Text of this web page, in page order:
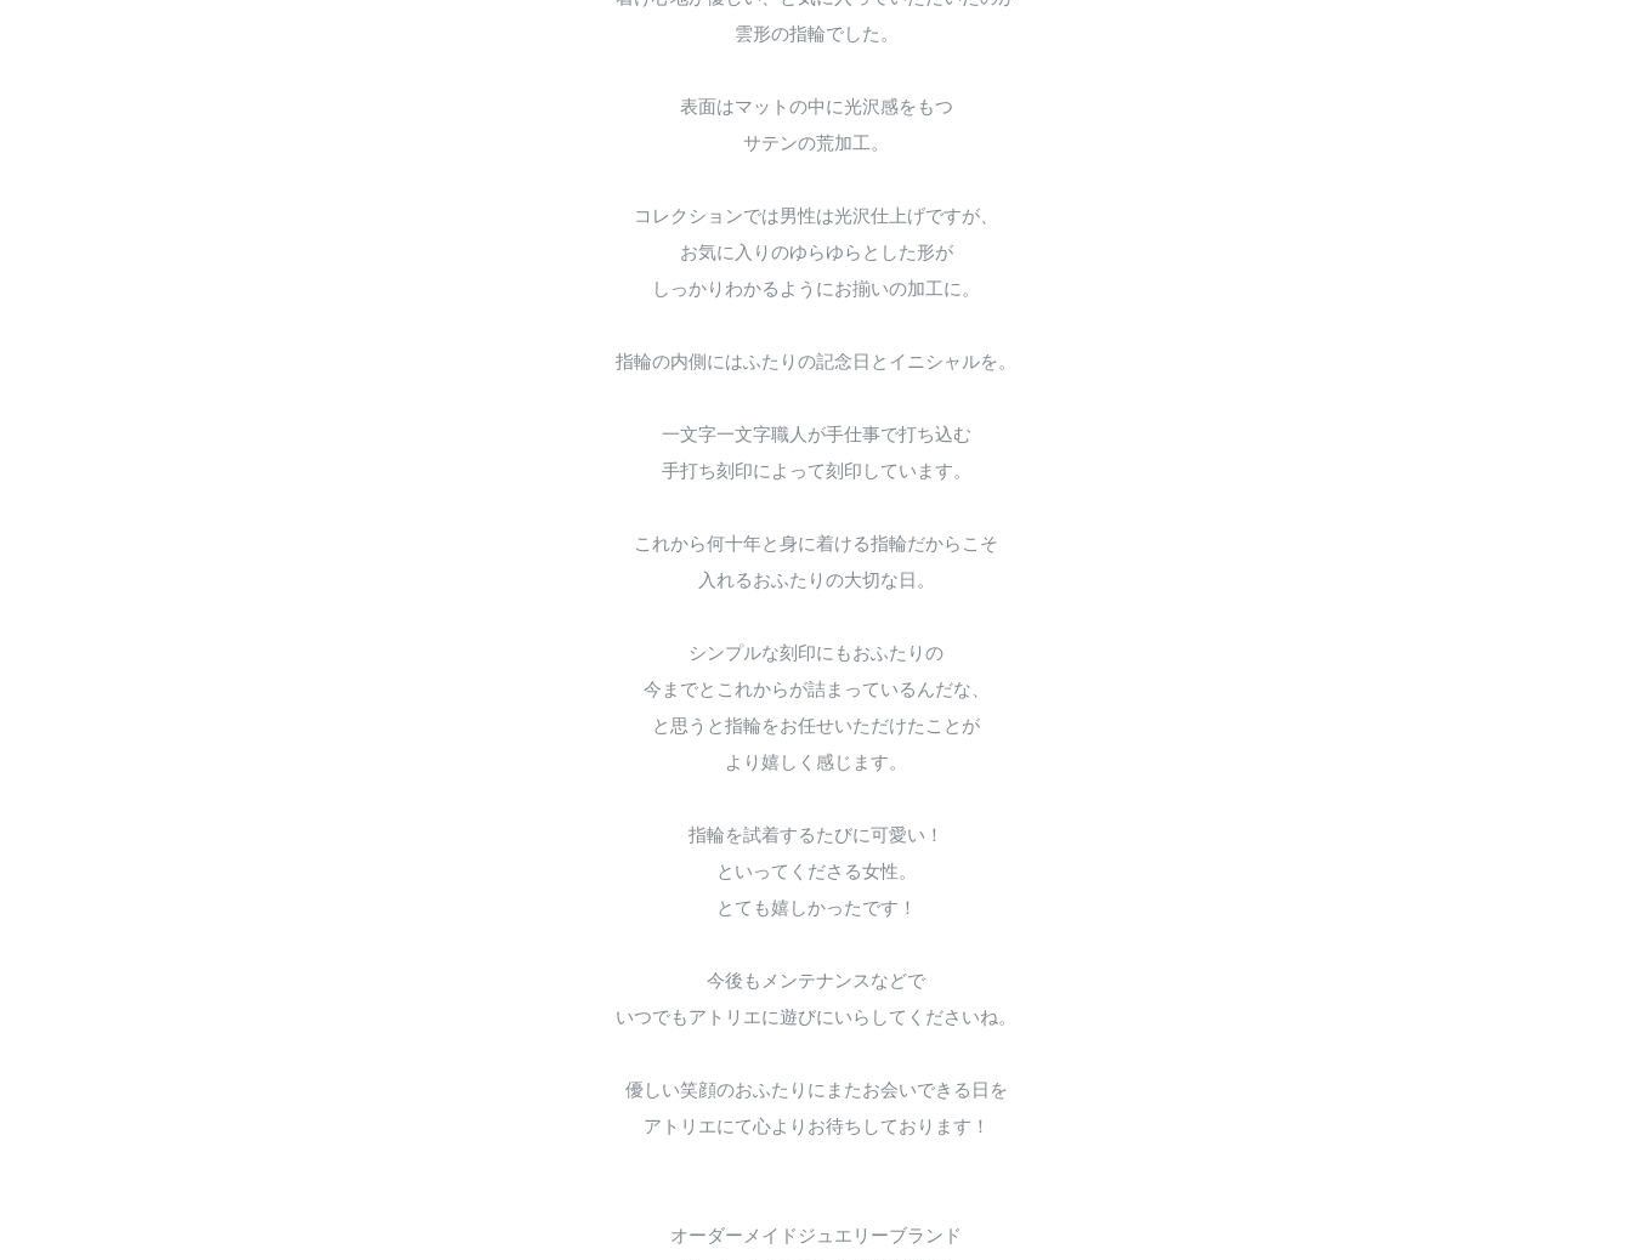
雲形の指輪でした。
表面はマットの中に光沢感をもつ
サテンの荒加工。
コレクションでは男性は光沢仕上げですが、
お気に入りのゆらゆらとした形が
しっかりわかるようにお揃いの加工に。
指輪の内側にはふたりの記念日とイニシャルを。
一文字一文字職人が手仕事で打ち込む
手打ち刻印によって刻印しています。
これから何十年と身に着ける指輪だからこそ
入れるおふたりの大切な日。
シンプルな刻印にもおふたりの
今までとこれからが詰まっているんだな、
と思うと指輪をお任せいただけたことが
より嬉しく感じます。
指輪を試着するたびに可愛い！
といってくださる女性。
とても嬉しかったです！
今後もメンテナンスなどで
いつでもアトリエに遊びにいらしてくださいね。
優しい笑顔のおふたりにまたお会いできる日を
アトリエにて心よりお待ちしております！
オーダーメイドジュエリーブランド